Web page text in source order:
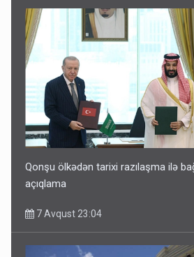
Qonşu ölkədən tarixi razılaşma ilə
açıqlama
7 Avqust 23:04